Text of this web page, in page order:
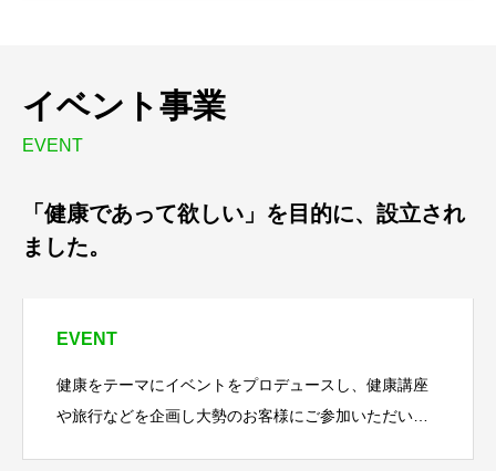
イベント事業
EVENT
「健康であって欲しい」を目的に、設立され
ました。
EVENT
健康をテーマにイベントをプロデュースし、健康講座
や旅行などを企画し大勢のお客様にご参加いただいて